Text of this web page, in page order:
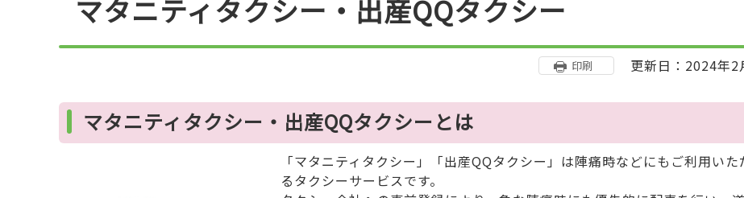
マタニティタクシー・出産QQタクシー
印刷 更新日：2024年2
マタニティタクシー・出産QQタクシーとは
「マタニティタクシー」「出産QQタクシー」は陣痛時などにもご利用いた
るタクシーサービスです。